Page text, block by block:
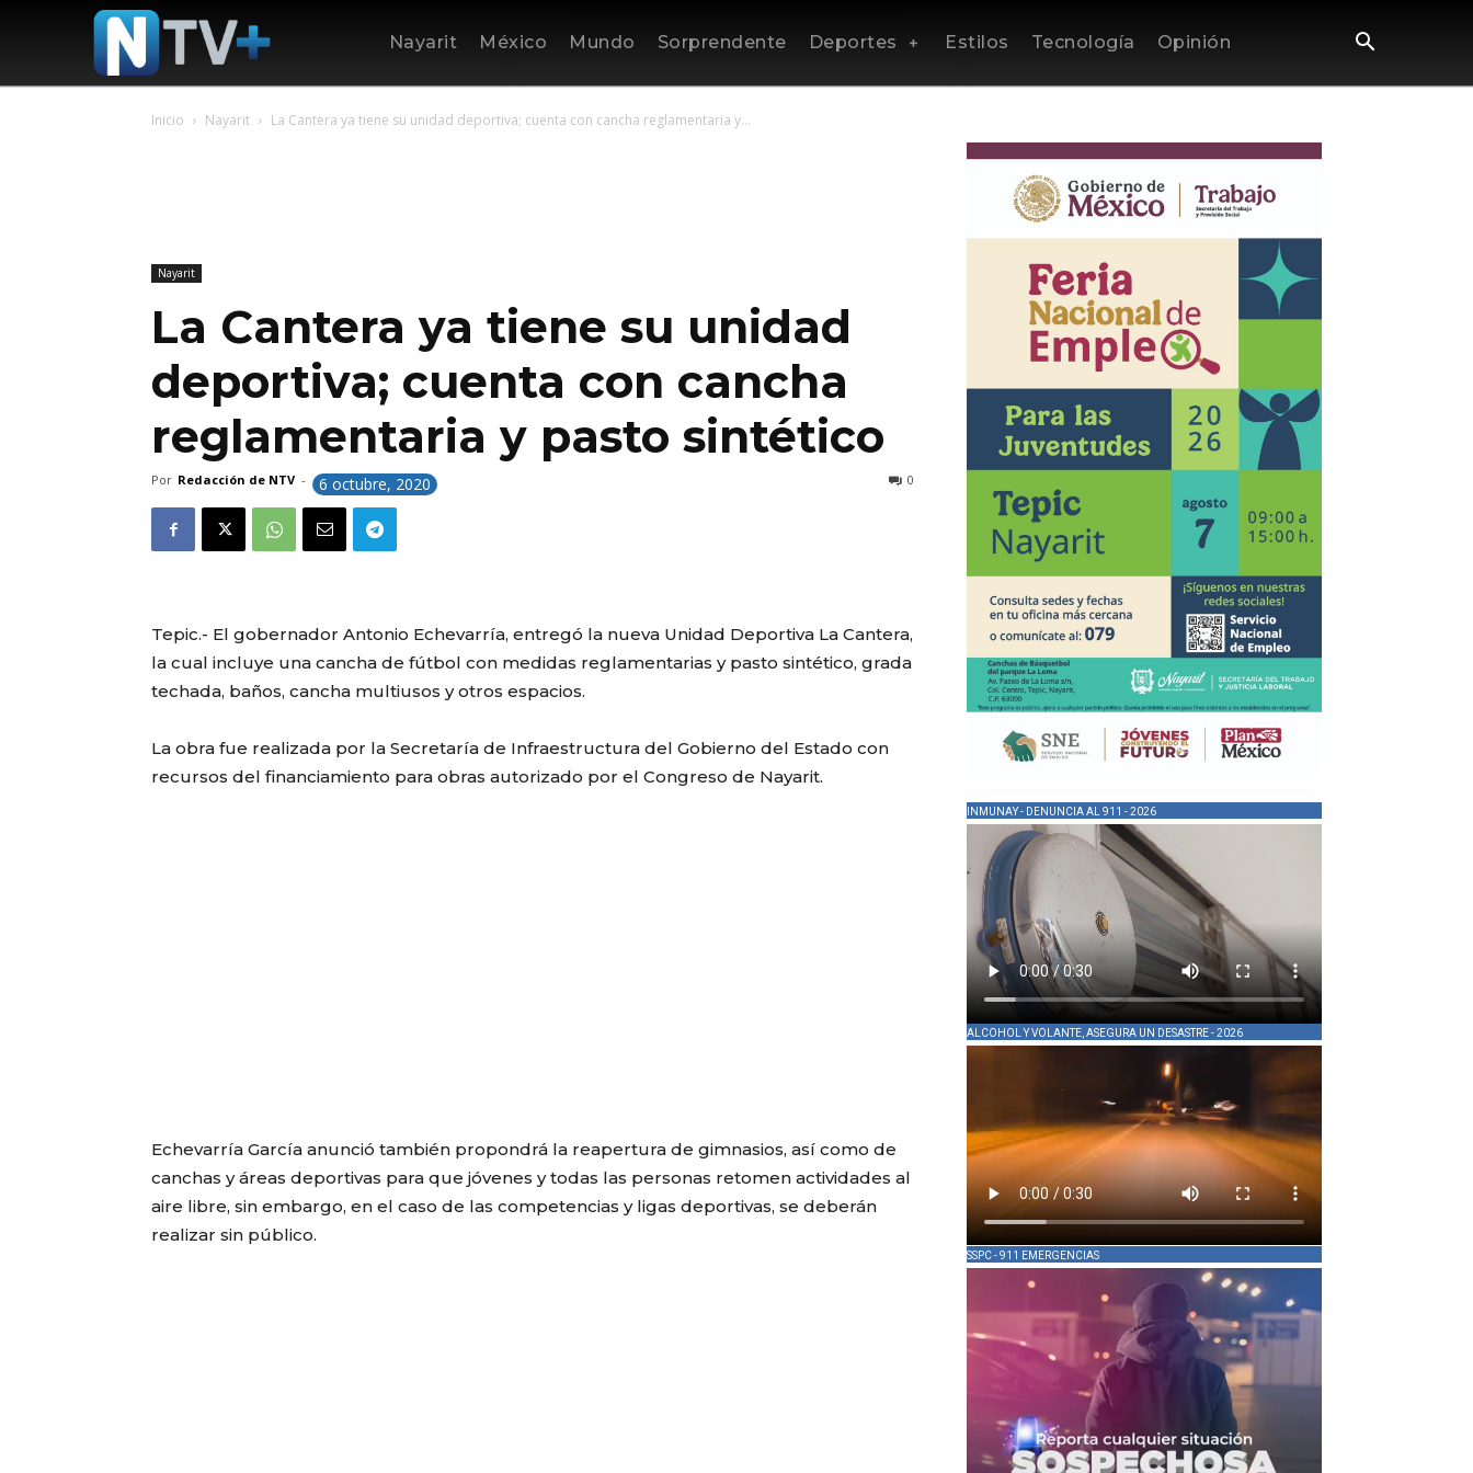
Nayarit México Mundo Sorprendente Deportes Estilos Tecnología Opinión
Inicio Nayarit La Cantera ya tiene su unidad deportiva; cuenta con cancha reglamentaria y...
Nayarit
La Cantera ya tiene su unidad
deportiva; cuenta con cancha
reglamentaria y pasto sintético
Por Redacción de NTV - 6 octubre, 2020 0
Tepic.- El gobernador Antonio Echevarría, entregó la nueva Unidad Deportiva La Cantera,
la cual incluye una cancha de fútbol con medidas reglamentarias y pasto sintético, grada
techada, baños, cancha multiusos y otros espacios.
La obra fue realizada por la Secretaría de Infraestructura del Gobierno del Estado con
recursos del financiamiento para obras autorizado por el Congreso de Nayarit.
Echevarría García anunció también propondrá la reapertura de gimnasios, así como de
canchas y áreas deportivas para que jóvenes y todas las personas retomen actividades al
aire libre, sin embargo, en el caso de las competencias y ligas deportivas, se deberán
realizar sin público.
INMUNAY - DENUNCIA AL 911 - 2026
ALCOHOL Y VOLANTE, ASEGURA UN DESASTRE - 2026
SSPC - 911 EMERGENCIAS